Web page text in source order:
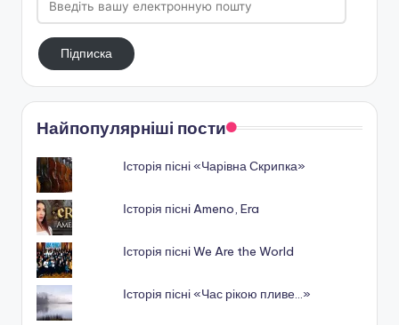
вашу
електронную
поштуПідписка
Найпопулярніші пости
Історія пісні «Чарівна Скрипка»
Історія пісні Ameno, Era
Історія пісні We Are the World
Історія пісні «Час рікою пливе…»